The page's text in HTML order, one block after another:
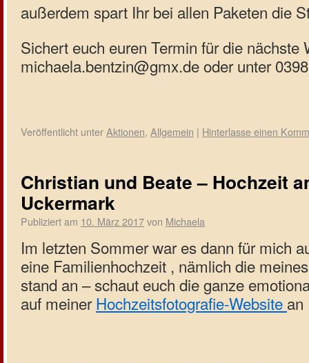
außerdem spart Ihr bei allen Paketen die
Sichert euch euren Termin für die nächste
michaela.bentzin@gmx.de oder unter
Veröffentlicht unterAktionen, Allgemein | Hinterlasse einen
Christian und Beate – Hochzeit
Uckermark
Publiziert am 10. März 2017von Michaela
Im letzten Sommer war es dann für mich
eine Familienhochzeit , nämlich die
stand an – schaut euch die ganze
auf meinerHochzeitsfotografie-Website an